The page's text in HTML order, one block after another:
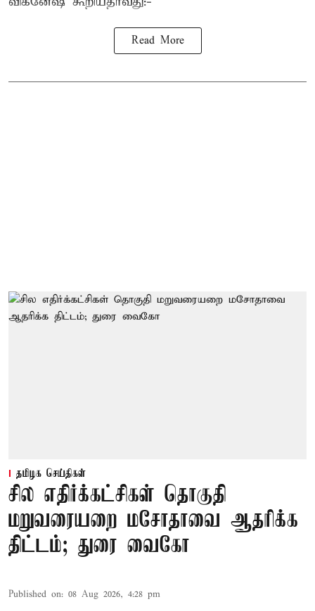
Read More
தமிழக செய்திகள்
சில எதிர்க்கட்சிகள் தொகுதி
மறுவரையறை மசோதாவை ஆதரிக்க
திட்டம்; துரை வைகோ
Published on: 08 Aug 2026, 4:28 pm